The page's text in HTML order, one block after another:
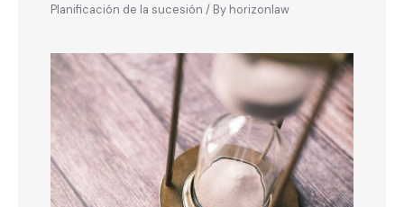
Planificación de la sucesión / By horizonlaw